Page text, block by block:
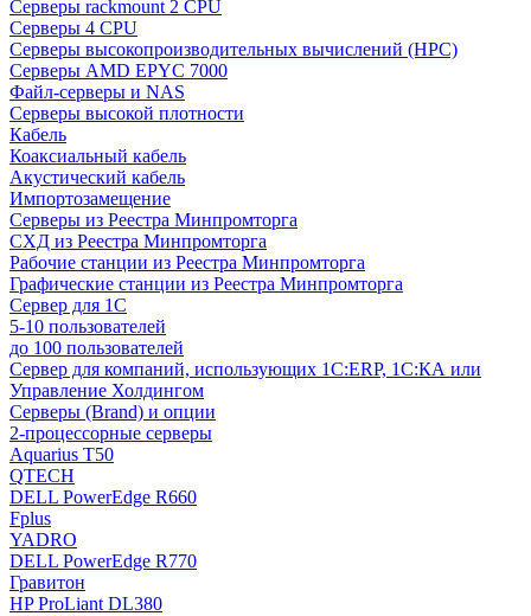
Серверы rackmount 2 CPU
Серверы 4 CPU
Серверы высокопроизводительных вычислений (HPC)
Серверы AMD EPYC 7000
Файл-серверы и NAS
Серверы высокой плотности
Кабель
Коаксиальный кабель
Акустический кабель
Импортозамещение
Серверы из Реестра Минпромторга
СХД из Реестра Минпромторга
Рабочие станции из Реестра Минпромторга
Графические станции из Реестра Минпромторга
Сервер для 1С
5-10 пользователей
до 100 пользователей
Сервер для компаний, использующих 1C:ERP, 1С:КА или
Управление Холдингом
Серверы (Brand) и опции
2-процессорные серверы
Aquarius T50
QTECH
DELL PowerEdge R660
Fplus
YADRO
DELL PowerEdge R770
Гравитон
HP ProLiant DL380